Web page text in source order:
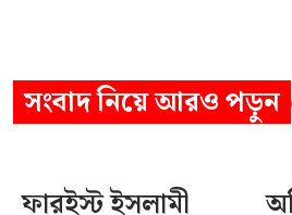
সংবাদনিয়ে আরও পড়ুন
ফারইস্ট ইসলামী